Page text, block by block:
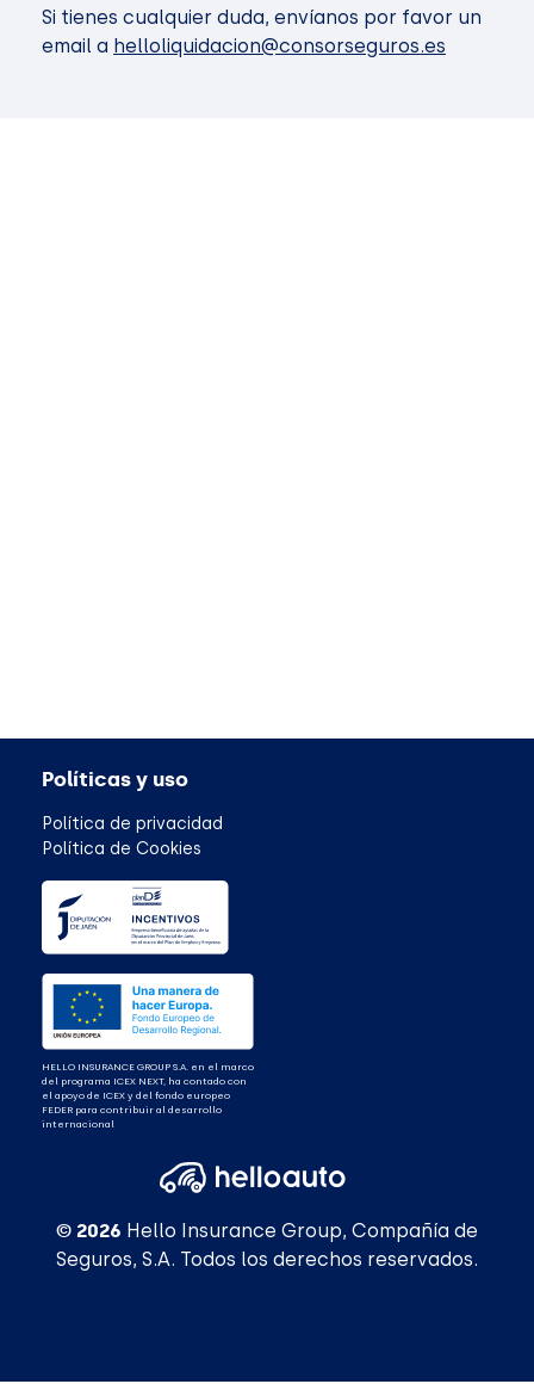
Si tienes cualquier duda, envíanos por favor un
email a helloliquidacion@consorseguros.es
HELLO INSURANCE GROUP S.A. en el marco
del programa ICEX NEXT, ha contado con
el apoyo de ICEX y del fondo europeo
FEDER para contribuir al desarrollo
internacional
Políticas y uso
Política de privacidad
Política de Cookies
© 2026 Hello Insurance Group, Compañía de
Seguros, S.A. Todos los derechos reservados.